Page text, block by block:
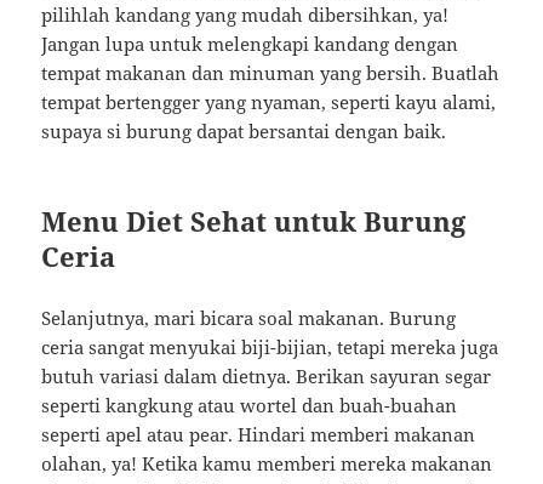
pilihlah kandang yang mudah dibersihkan, ya!
Jangan lupa untuk melengkapi kandang dengan
tempat makanan dan minuman yang bersih. Buatlah
tempat bertengger yang nyaman, seperti kayu alami,
supaya si burung dapat bersantai dengan baik.
Menu Diet Sehat untuk Burung
Ceria
Selanjutnya, mari bicara soal makanan. Burung
ceria sangat menyukai biji-bijian, tetapi mereka juga
butuh variasi dalam dietnya. Berikan sayuran segar
seperti kangkung atau wortel dan buah-buahan
seperti apel atau pear. Hindari memberi makanan
olahan, ya! Ketika kamu memberi mereka makanan